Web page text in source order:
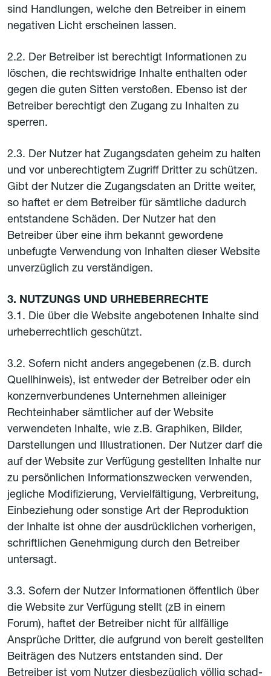
sind Handlungen, welche den Betreiber in einem
negativen Licht erscheinen lassen.
2.2. Der Betreiber ist berechtigt Informationen zu
löschen, die rechtswidrige Inhalte enthalten oder
gegen die guten Sitten verstoßen. Ebenso ist der
Betreiber berechtigt den Zugang zu Inhalten zu
sperren.
2.3. Der Nutzer hat Zugangsdaten geheim zu halten
und vor unberechtigtem Zugriff Dritter zu schützen.
Gibt der Nutzer die Zugangsdaten an Dritte weiter,
so haftet er dem Betreiber für sämtliche dadurch
entstandene Schäden. Der Nutzer hat den
Betreiber über eine ihm bekannt gewordene
unbefugte Verwendung von Inhalten dieser Website
unverzüglich zu verständigen.
3. NUTZUNGS UND URHEBERRECHTE
3.1. Die über die Website angebotenen Inhalte sind
urheberrechtlich geschützt.
3.2. Sofern nicht anders angegebenen (z.B. durch
Quellhinweis), ist entweder der Betreiber oder ein
konzernverbundenes Unternehmen alleiniger
Rechteinhaber sämtlicher auf der Website
verwendeten Inhalte, wie z.B. Graphiken, Bilder,
Darstellungen und Illustrationen. Der Nutzer darf die
auf der Website zur Verfügung gestellten Inhalte nur
zu persönlichen Informationszwecken verwenden,
jegliche Modifizierung, Vervielfältigung, Verbreitung,
Einbeziehung oder sonstige Art der Reproduktion
der Inhalte ist ohne der ausdrücklichen vorherigen,
schriftlichen Genehmigung durch den Betreiber
untersagt.
3.3. Sofern der Nutzer Informationen öffentlich über
die Website zur Verfügung stellt (zB in einem
Forum), haftet der Betreiber nicht für allfällige
Ansprüche Dritter, die aufgrund von bereit gestellten
Beiträgen des Nutzers entstanden sind. Der
Betreiber ist vom Nutzer diesbezüglich völlig schad-